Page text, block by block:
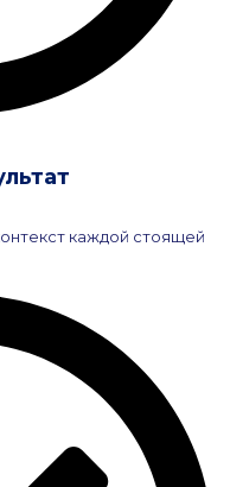
каждой стоящей